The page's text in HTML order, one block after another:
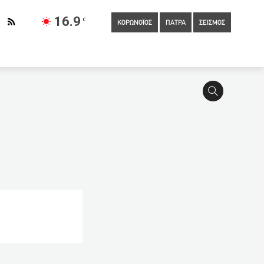
16.9 C
ΚΟΡΩΝΟΪΟΣ ΠΑΤΡΑ ΣΕΙΣΜΟΣ
Self-test: Υποχρεωτικό για όλο το Δημόσιο – Ποιες οι αλλαγές
Eμβόλιο: Όποιος έχει κάνει την